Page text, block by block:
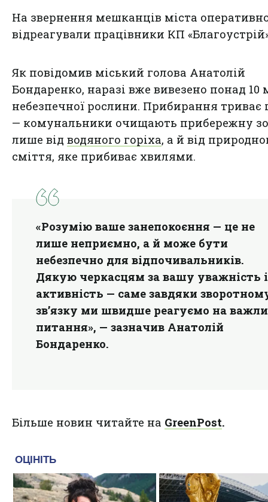
На звернення мешканців міста
відреагували працівники КП
Як повідомив міський голова Анатолій
Бондаренко, наразі вже вивезено понад 10
небезпечної рослини. Прибирання триває
— комунальники очищають прибережну
лише від водяного горіха, а й від
сміття, яке прибиває хвилями.
«Розумію ваше занепокоєння — це не
лише неприємно, а й може бути
небезпечно для відпочивальників.
Дякую черкасцям за вашу уважність і
активність — саме завдяки
зв’язку ми швидше реагуємо на
питання», — зазначив Анатолій
Бондаренко.
Більше новин читайте на GreenPost.